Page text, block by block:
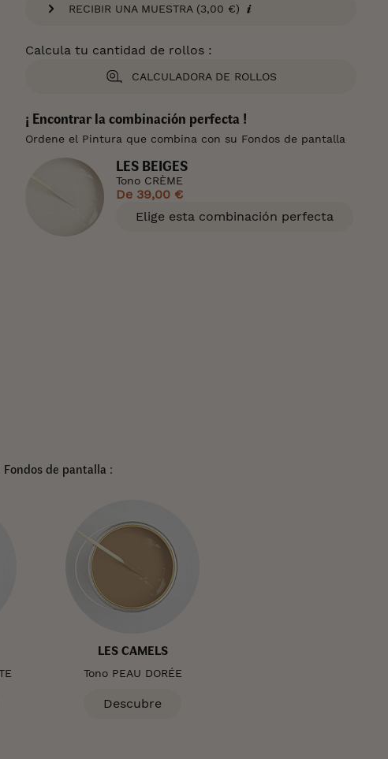
RECIBIR UNA MUESTRA (3,00 €)
Calcula tu cantidad de rollos :
CALCULADORA DE ROLLOS
¡ Encontrar la combinación perfecta !
Ordene el Pintura que combina con su Fondos de pantalla
LES BEIGES
Tono CRÈME
De 39,00 €
Elige esta combinación perfecta
de pantalla :
LES CAMELS
Tono PEAU DORÉE
Descubre